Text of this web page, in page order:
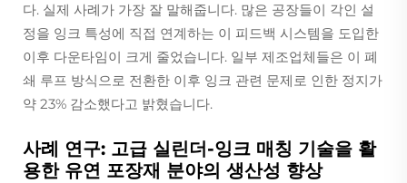
다. 실제 사례가 가장 잘 말해줍니다. 많은 공장들이 각인 설
정을 잉크 특성에 직접 연계하는 이 피드백 시스템을 도입한
이후 다운타임이 크게 줄었습니다. 일부 제조업체들은 이 폐
쇄 루프 방식으로 전환한 이후 잉크 관련 문제로 인한 정지가
약 23% 감소했다고 밝혔습니다.
사례 연구: 고급 실린더-잉크 매칭 기술을 활
용한 유연 포장재 분야의 생산성 향상